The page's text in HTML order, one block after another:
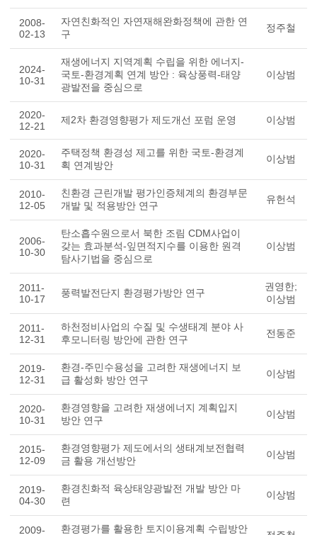
2008-
02-13
자연친화적인 자연재해완화정책에 관한 연
구
정주철
2024-
10-31
재생에너지 지역계획 수립을 위한 에너지-
국토-환경계획 연계 방안 : 육상풍력-태양
광발전을 중심으로
이상범
2020-
12-21
제2차 환경영향평가 제도개선 포럼 운영 이상범
2020-
10-31
주택정책 환경성 제고를 위한 국토-환경계
획 연계방안
이상범
2010-
12-05
친환경 근린개발 평가인증체계의 환경부문
개발 및 적용방안 연구
유헌석
2006-
10-30
탄소흡수원으로서 북한 조림 CDM사업이
갖는 효과분석-잎면적지수를 이용한 원격
탐사기법을 중심으로
이상범
2011-
10-17
풍력발전단지 환경평가방안 연구
권영한;
이상범
2011-
12-31
하천정비사업의 수질 및 수생태계 분야 사
후모니터링 방안에 관한 연구
전동준
2019-
12-31
환경-주민수용성을 고려한 재생에너지 보
급 활성화 방안 연구
이상범
2020-
10-31
환경영향을 고려한 재생에너지 계획입지
방안 연구
이상범
2015-
12-09
환경영향평가 제도에서의 생태계보전협력
금 활용 개선방안
이상범
2019-
04-30
환경친화적 육상태양광발전 개발 방안 마
련
이상범
2009- 환경평가를 활용한 토지이용계획 수립방안